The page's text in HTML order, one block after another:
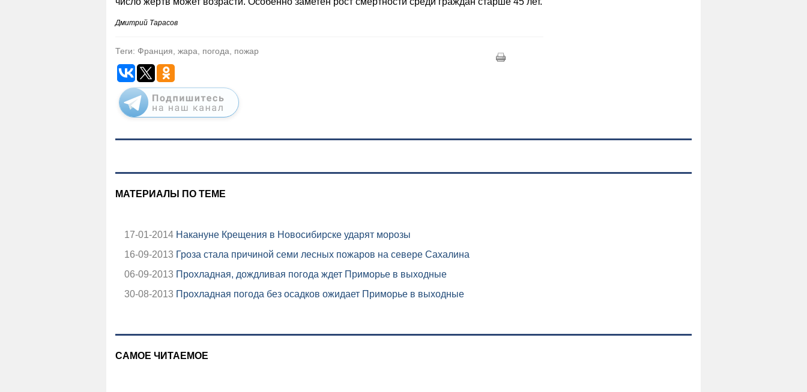
Дмитрий Тарасов
Теги: Франция, жара, погода, пожар
МАТЕРИАЛЫ ПО ТЕМЕ
17-01-2014 Накануне Крещения в Новосибирске ударят морозы
16-09-2013 Гроза стала причиной семи лесных пожаров на севере Сахалина
06-09-2013 Прохладная, дождливая погода ждет Приморье в выходные
30-08-2013 Прохладная погода без осадков ожидает Приморье в выходные
САМОЕ ЧИТАЕМОЕ